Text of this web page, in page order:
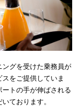
グを受けた乗務員が
をご提供していま
トの手が伸ばされる
ております。